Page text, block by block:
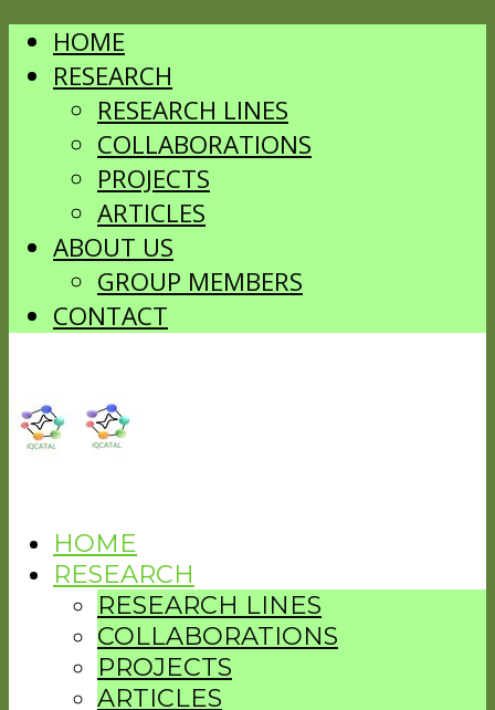
HOME
RESEARCH
RESEARCH LINES
COLLABORATIONS
PROJECTS
ARTICLES
ABOUT US
GROUP MEMBERS
CONTACT
HOME
RESEARCH
RESEARCH LINES
COLLABORATIONS
PROJECTS
ARTICLES